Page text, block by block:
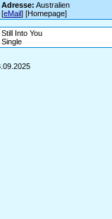
Adresse: Australien
[eMail] [Homepage]
Still Into You
Single